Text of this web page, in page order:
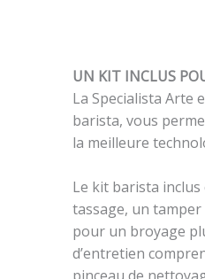
UN KIT INCLUS
La Specialista Arte
barista, vous
la meilleure
Le kit barista
tassage, un
pour un broyage
d’entretien